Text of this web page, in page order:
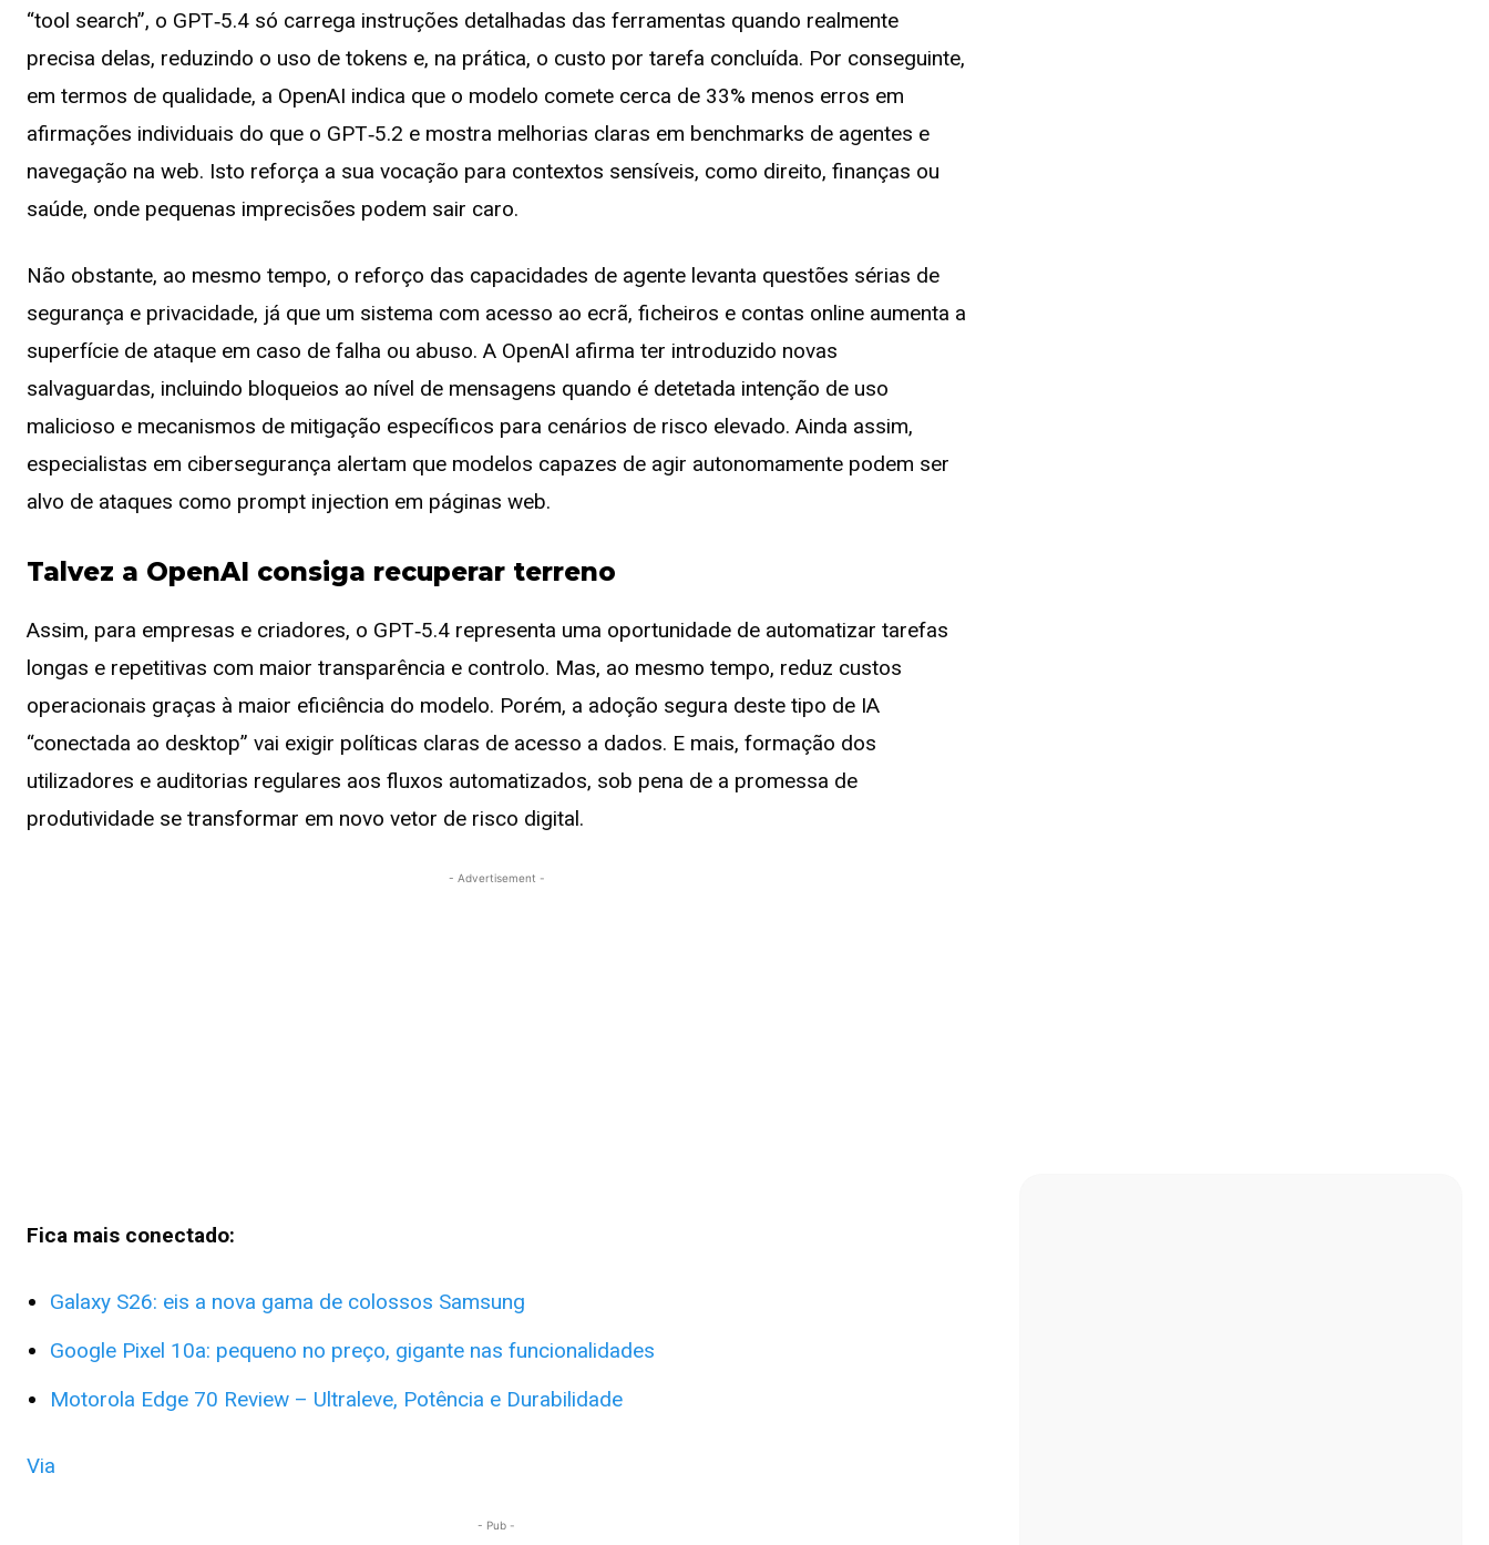
“tool search”, o GPT‑5.4 só carrega instruções detalhadas das ferramentas quando realmente
precisa delas, reduzindo o uso de tokens e, na prática, o custo por tarefa concluída. Por conseguinte,
em termos de qualidade, a OpenAI indica que o modelo comete cerca de 33% menos erros em
afirmações individuais do que o GPT‑5.2 e mostra melhorias claras em benchmarks de agentes e
navegação na web. Isto reforça a sua vocação para contextos sensíveis, como direito, finanças ou
saúde, onde pequenas imprecisões podem sair caro.
Não obstante, ao mesmo tempo, o reforço das capacidades de agente levanta questões sérias de
segurança e privacidade, já que um sistema com acesso ao ecrã, ficheiros e contas online aumenta a
superfície de ataque em caso de falha ou abuso. A OpenAI afirma ter introduzido novas
salvaguardas, incluindo bloqueios ao nível de mensagens quando é detetada intenção de uso
malicioso e mecanismos de mitigação específicos para cenários de risco elevado. Ainda assim,
especialistas em cibersegurança alertam que modelos capazes de agir autonomamente podem ser
alvo de ataques como prompt injection em páginas web.
Talvez a OpenAI consiga recuperar terreno
Assim, para empresas e criadores, o GPT‑5.4 representa uma oportunidade de automatizar tarefas
longas e repetitivas com maior transparência e controlo. Mas, ao mesmo tempo, reduz custos
operacionais graças à maior eficiência do modelo. Porém, a adoção segura deste tipo de IA
“conectada ao desktop” vai exigir políticas claras de acesso a dados. E mais, formação dos
utilizadores e auditorias regulares aos fluxos automatizados, sob pena de a promessa de
produtividade se transformar em novo vetor de risco digital.
- Advertisement -
Fica mais conectado:
Galaxy S26: eis a nova gama de colossos Samsung
Google Pixel 10a: pequeno no preço, gigante nas funcionalidades
Motorola Edge 70 Review – Ultraleve, Potência e Durabilidade
Via
- Pub -